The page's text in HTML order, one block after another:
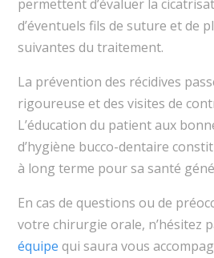
permettent d’évaluer la
d’éventuels fils de suture et de
suivantes du traitement.
La prévention des récidives
rigoureuse et des visites de
L’éducation du patient aux
d’hygiène bucco-dentaire
à long terme pour sa santé
En cas de questions ou de
votre chirurgie orale, n’hésitez
équipe qui saura vous